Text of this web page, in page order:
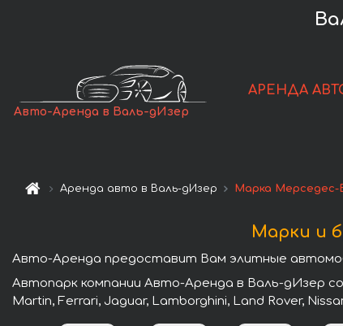
Авто-Аренда в Валь-дИзер
АРЕНДА
Аренда авто в Валь-дИзер Марка Мерседес-
Марки и
Авто-Аренда предоставит Вам элитные
Автопарк компании Авто-Аренда в Валь-дИзер
Martin, Ferrari, Jaguar, Lamborghini, Land Rover,